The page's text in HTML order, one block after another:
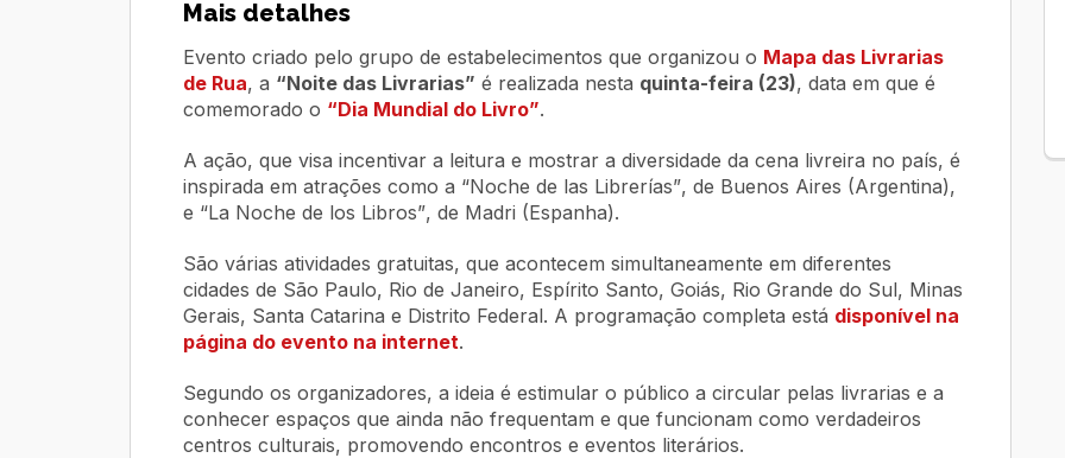
Mais detalhes
Evento criado pelo grupo de estabelecimentos que organizou o Mapa das Livrarias
de Rua, a “Noite das Livrarias” é realizada nesta quinta-feira (23), data em que é
comemorado o “Dia Mundial do Livro”.
A ação, que visa incentivar a leitura e mostrar a diversidade da cena livreira no país, é
inspirada em atrações como a “Noche de las Librerías”, de Buenos Aires (Argentina),
e “La Noche de los Libros”, de Madri (Espanha).
São várias atividades gratuitas, que acontecem simultaneamente em diferentes
cidades de São Paulo, Rio de Janeiro, Espírito Santo, Goiás, Rio Grande do Sul, Minas
Gerais, Santa Catarina e Distrito Federal. A programação completa está disponível na
página do evento na internet.
Segundo os organizadores, a ideia é estimular o público a circular pelas livrarias e a
conhecer espaços que ainda não frequentam e que funcionam como verdadeiros
centros culturais, promovendo encontros e eventos literários.